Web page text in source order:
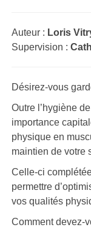
Auteur : Loris
Supervision :
Désirez-vous
Outre l’hygiène
importance
physique en
maintien de votre
Celle-ci
permettre
vos qualités
Comment devez-